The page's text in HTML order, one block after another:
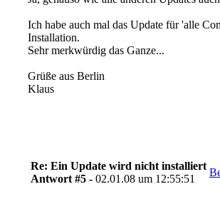
Ich habe auch mal das Update für 'alle
Installation.
Sehr merkwürdig das Ganze...
Grüße aus Berlin
Klaus
Re: Ein Update wird nicht installiert
Antwort #5 - 02.01.08 um 12:55:51